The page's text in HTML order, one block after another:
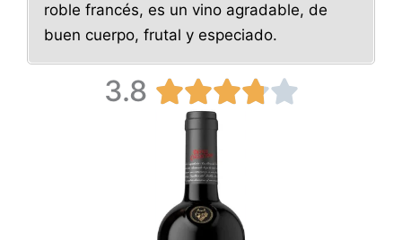
roble francés, es un vino agradable, de
buen cuerpo, frutal y especiado.
3.8 V